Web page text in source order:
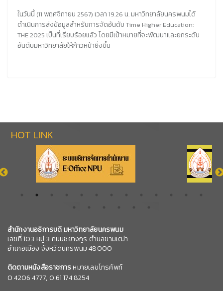
ในวันนี้ (11 พฤศจิกายน 2567) เวลา 19.26 น. มหาวิทยาลัยนครพนมได้
ดำเนินการส่งข้อมูลสำหรับการจัดอันดับ Time Higher Education:
THE 2025 เป็นที่เรียบร้อยแล้วโดยมีเป้าหมายที่จะพัฒนาและยกระดับ
อันดับมหาวิทยาลัยให้ก้าวหน้ายิ่งขึ้น
HOT LINK
สำนักงานอธิการบดี มหาวิทยาลัยนครพนม
เลขที่ 103 หมู่ 3 ถนนชยางกูร ตำบลขามเฒ่า
อำเภอเมือง จังหวัดนครพนม 48000
ติดตามหนังสือราชการหมายเลขโทรศัพท์
04206 4777, 0 61 174 8254